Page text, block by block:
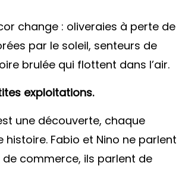
change : oliveraies à perte de
par le soleil, senteurs de
brulée qui flottent dans l’air.
exploitations.
une découverte, chaque
histoire. Fabio et Nino ne parlent
commerce, ils parlent de